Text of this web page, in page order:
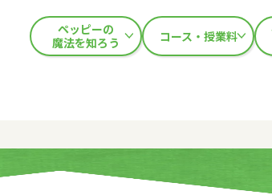
ペッピーの
魔法を知ろう
コース・授業料